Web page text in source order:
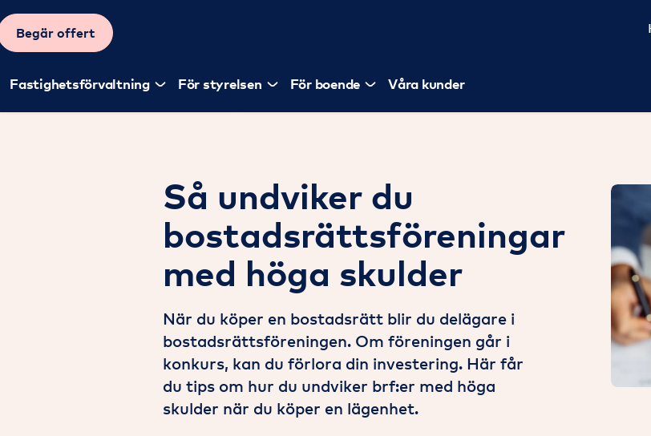
Fastighetsförvaltning För styrelsen För boende Våra kunder
Begär offert
Så undviker du
bostadsrättsföreningar
med höga skulder
När du köper en bostadsrätt blir du delägare i
bostadsrättsföreningen. Om föreningen går i
konkurs, kan du förlora din investering. Här får
du tips om hur du undviker brf:er med höga
skulder när du köper en lägenhet.